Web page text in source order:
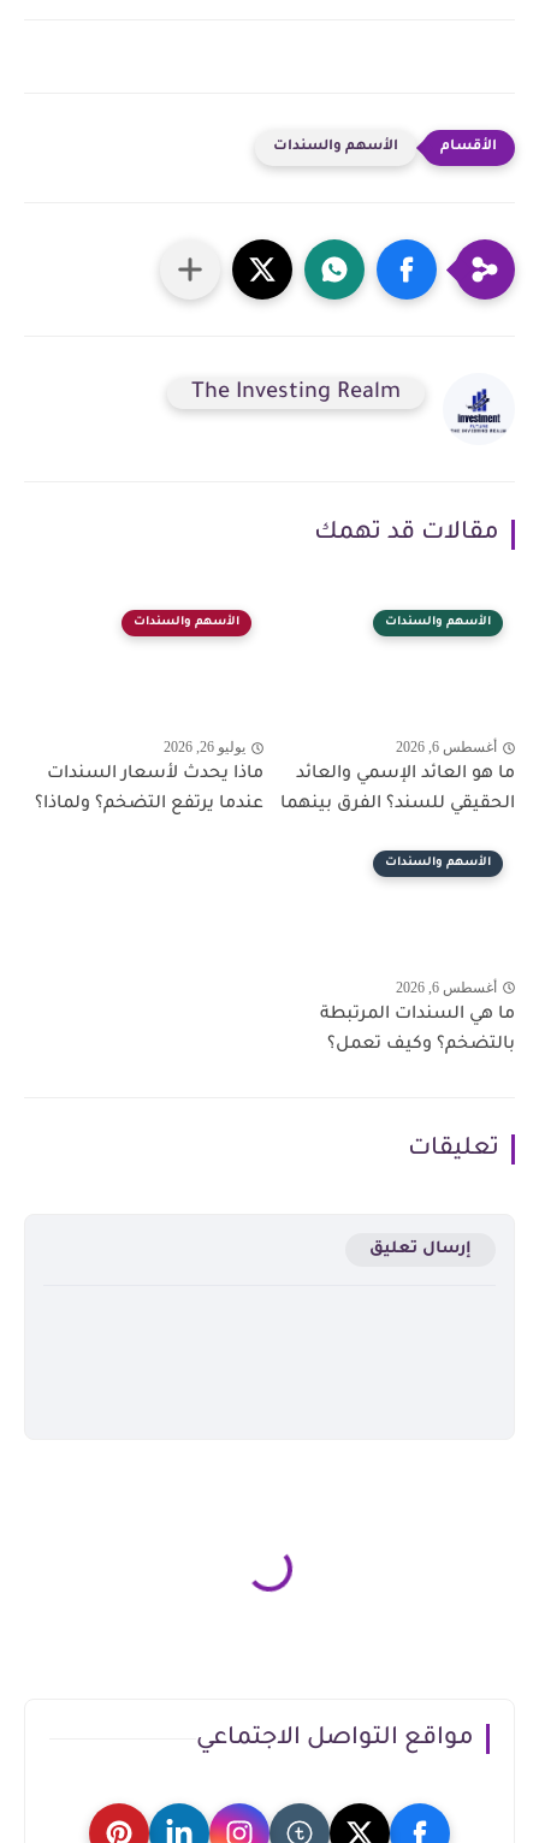
الأسهم والسندات
The Investing Realm
مقالات قد تهمك
الأسهم والسندات
أغسطس 6, 2026
ما هو العائد الإسمي والعائد
الحقيقي للسند؟ الفرق بينهما
الأسهم والسندات
يوليو 26, 2026
ماذا يحدث لأسعار السندات
عندما يرتفع التضخم؟ ولماذا؟
الأسهم والسندات
أغسطس 6, 2026
ما هي السندات المرتبطة
بالتضخم؟ وكيف تعمل؟
تعليقات
إرسال تعليق
مواقع التواصل الاجتماعي